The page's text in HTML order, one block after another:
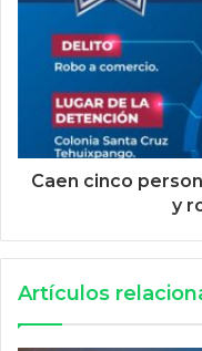
Caen cinco
y
Artículos